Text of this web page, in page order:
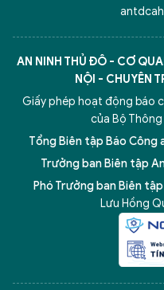
AN NINH THỦ ĐÔ - CƠ
NỘI - CHUYÊN
Giấy phép hoạt động báo
của Bộ
Tổng Biên tập Báo Công
Trưởng ban Biên tập
Phó Trưởng ban Biên
Lưu Hồng
5 điểm nghẽn của Hà Nội